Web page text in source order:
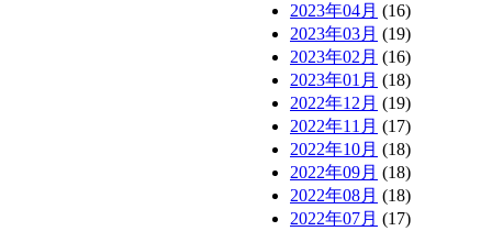
2023年04月 (16)
2023年03月 (19)
2023年02月 (16)
2023年01月 (18)
2022年12月 (19)
2022年11月 (17)
2022年10月 (18)
2022年09月 (18)
2022年08月 (18)
2022年07月 (17)